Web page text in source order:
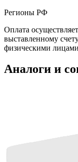
Регионы РФ
Оплата
выставленному
физическими лицами
Аналоги и